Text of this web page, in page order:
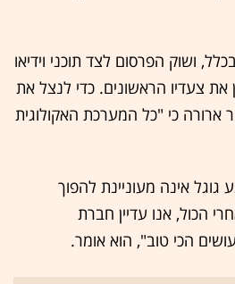
ושוק הפרסום לצד תוכני וידיאו
צעדיו הראשונים. כדי לנצל את
ארורה כי "כל המערכת האקולוגית
גוגל אינה מעוניינת להפוך
הכול, אנו עדיין חברת
הכי טוב", הוא אומר.